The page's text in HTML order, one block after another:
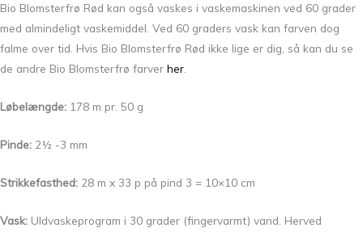
Bio Blomsterfrø Rød kan også vaskes i vaskemaskinen ved 60 grader
med almindeligt vaskemiddel. Ved 60 graders vask kan farven dog
falme over tid. Hvis Bio Blomsterfrø Rød ikke lige er dig, så kan du se
de andre Bio Blomsterfrø farver her.
Løbelængde: 178 m pr. 50 g
Pinde: 2½ -3 mm
Strikkefasthed: 28 m x 33 p på pind 3 = 10×10 cm
Vask: Uldvaskeprogram i 30 grader (fingervarmt) vand. Herved